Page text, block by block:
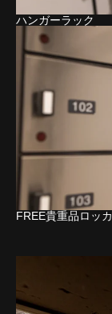
ハンガーラック
FREE貴重品ロッ